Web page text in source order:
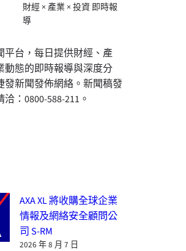
財經 × 產業 × 投資 即時報
導
平台，每日提供財經、產
動態的即時報導與深度分
發新聞發佈網絡。新聞稿發
：0800-588-211。
AXA XL 將收購全球企業
情報及網絡安全顧問公
司 S-RM
2026 年 8 月 7 日